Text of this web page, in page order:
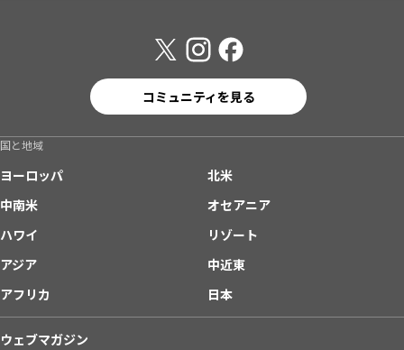
コミュニティを見る
国と地域
ヨーロッパ
北米
中南米
オセアニア
ハワイ
リゾート
アジア
中近東
アフリカ
日本
ウェブマガジン